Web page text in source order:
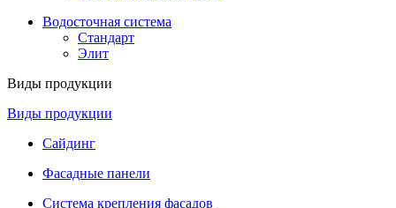
Водосточная система
Стандарт
Элит
Виды продукции
Виды продукции
Сайдинг
Фасадные панели
Система крепления фасадов